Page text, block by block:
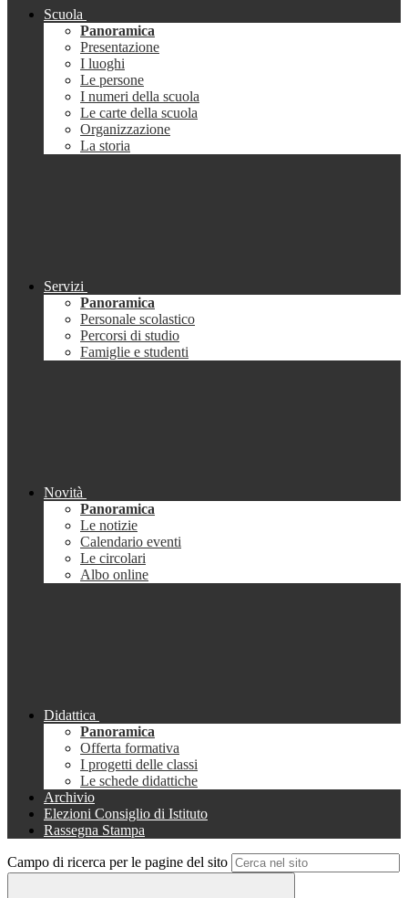
Scuola
Panoramica
Presentazione
I luoghi
Le persone
I numeri della scuola
Le carte della scuola
Organizzazione
La storia
Servizi
Panoramica
Personale scolastico
Percorsi di studio
Famiglie e studenti
Novità
Panoramica
Le notizie
Calendario eventi
Le circolari
Albo online
Didattica
Panoramica
Offerta formativa
I progetti delle classi
Le schede didattiche
Archivio
Elezioni Consiglio di Istituto
Rassegna Stampa
Campo di ricerca per le pagine del sito